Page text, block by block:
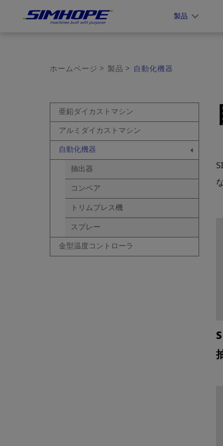
製品
ホームページ 製品 自動化機器
亜鉛ダイカストマシン
アルミダイカストマシン
自動化機器
抽出器
コンベア
トリムプレス機
スプレー
金型温度コントローラ